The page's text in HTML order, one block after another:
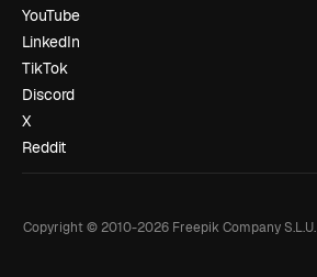
YouTube
LinkedIn
TikTok
Discord
X
Reddit
Copyright © 2010-2026Freepik Company S.L.U.